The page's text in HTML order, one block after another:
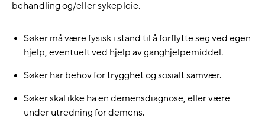
behandling og/eller sykepleie.
Søker må være fysisk i stand til å forflytte seg ved egen
hjelp, eventuelt ved hjelp av ganghjelpemiddel.
Søker har behov for trygghet og sosialt samvær.
Søker skal ikke ha en demensdiagnose, eller være
under utredning for demens.